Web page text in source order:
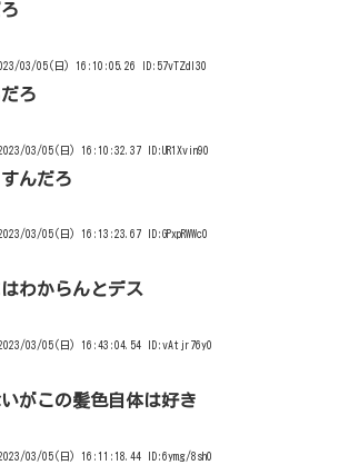
03/05(日) 16:10:05.26 ID:57vTZdI30
ろ
03/05(日) 16:10:32.37 ID:UR1Xvin90
んだろ
03/05(日) 16:13:23.67 ID:GPxpRWWc0
わからんとデス
03/05(日) 16:43:04.54 ID:vAtjr76y0
がこの髪色自体は好き
03/05(日) 16:11:18.44 ID:6ymg/8sh0